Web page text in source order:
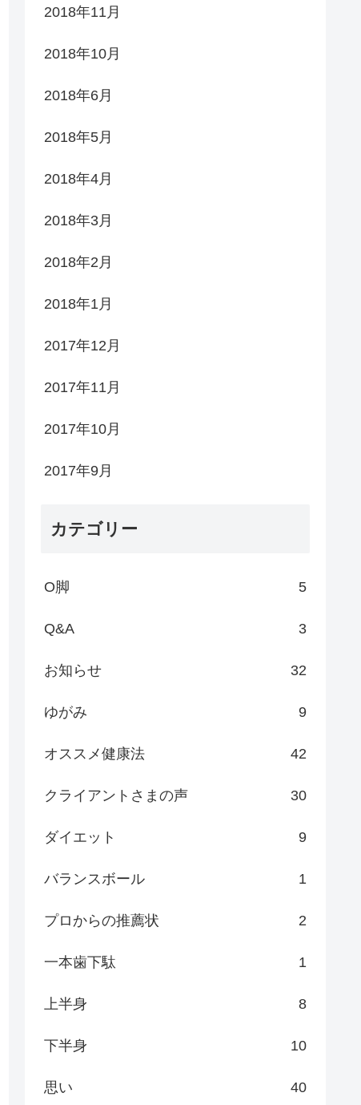
2018年11月
2018年10月
2018年6月
2018年5月
2018年4月
2018年3月
2018年2月
2018年1月
2017年12月
2017年11月
2017年10月
2017年9月
カテゴリー
O脚 5
Q&A 3
お知らせ 32
ゆがみ 9
オススメ健康法 42
クライアントさまの声 30
ダイエット 9
バランスボール 1
プロからの推薦状 2
一本歯下駄 1
上半身 8
下半身 10
思い 40